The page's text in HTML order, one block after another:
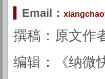
Email：
撰稿：原文作
编辑：《纳微